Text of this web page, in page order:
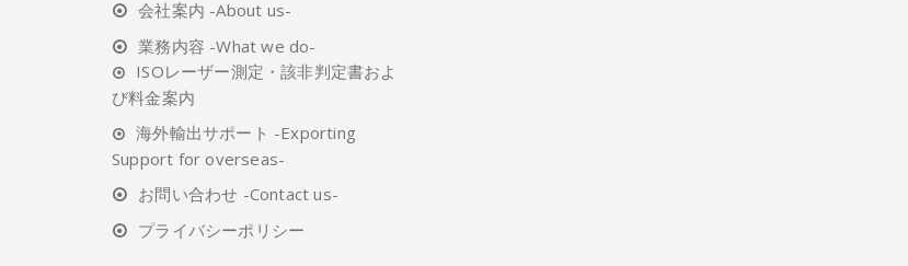
会社案内 -About us-
業務内容 -What we do-
ISOレーザー測定・該非判定書およ
び料金案内
海外輸出サポート -Exporting
Support for overseas-
お問い合わせ -Contact us-
プライバシーポリシー